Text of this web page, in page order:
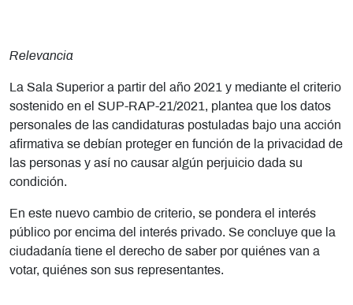
Relevancia
La Sala Superior a partir del año 2021 y mediante el criterio
sostenido en el SUP-RAP-21/2021, plantea que los datos
personales de las candidaturas postuladas bajo una acción
afirmativa se debían proteger en función de la privacidad de
las personas y así no causar algún perjuicio dada su
condición.
En este nuevo cambio de criterio, se pondera el interés
público por encima del interés privado. Se concluye que la
ciudadanía tiene el derecho de saber por quiénes van a
votar, quiénes son sus representantes.